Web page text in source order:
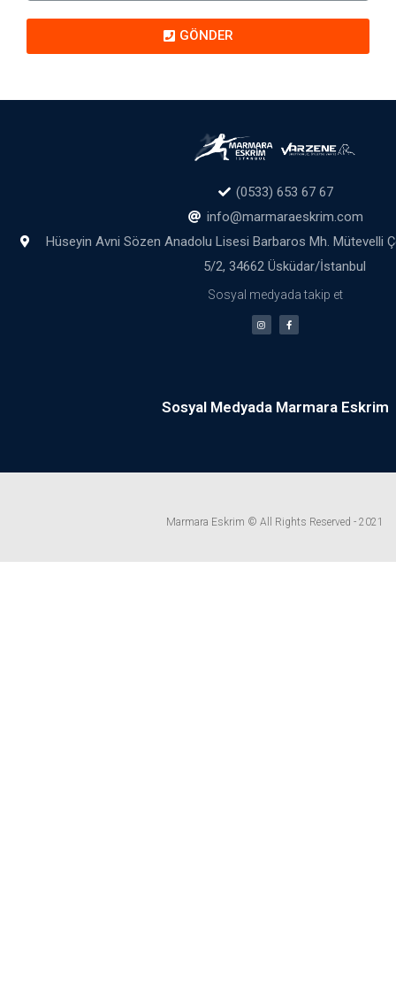
GÖNDER
(0533) 653 67 67
info@marmaraeskrim.com
Hüseyin Avni Sözen Anadolu Lisesi Barbaros Mh. Mütevelli
5/2, 34662 Üsküdar/İstanbul
Sosyal medyada takip et
Sosyal Medyada Marmara Eskrim
Marmara Eskrim © All Rights Reserved - 2021